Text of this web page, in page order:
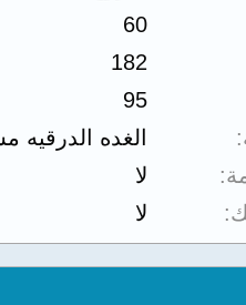
60
182
95
الغده الدرقيه
لا
لا